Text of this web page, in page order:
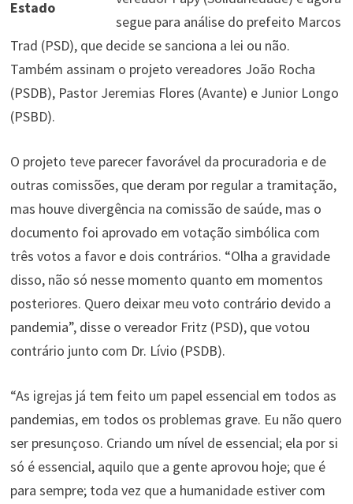
Estado
segue para análise do prefeito Marcos
Trad (PSD), que decide se sanciona a lei ou não.
Também assinam o projeto vereadores João Rocha
(PSDB), Pastor Jeremias Flores (Avante) e Junior Longo
(PSBD).
O projeto teve parecer favorável da procuradoria e de
outras comissões, que deram por regular a tramitação,
mas houve divergência na comissão de saúde, mas o
documento foi aprovado em votação simbólica com
três votos a favor e dois contrários. “Olha a gravidade
disso, não só nesse momento quanto em momentos
posteriores. Quero deixar meu voto contrário devido a
pandemia”, disse o vereador Fritz (PSD), que votou
contrário junto com Dr. Lívio (PSDB).
“As igrejas já tem feito um papel essencial em todos as
pandemias, em todos os problemas grave. Eu não quero
ser presunçoso. Criando um nível de essencial; ela por si
só é essencial, aquilo que a gente aprovou hoje; que é
para sempre; toda vez que a humanidade estiver com